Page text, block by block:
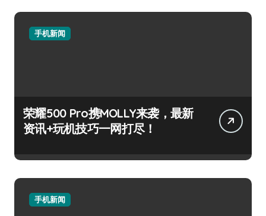
手机新闻
荣耀500 Pro携MOLLY来袭，最新
资讯+玩机技巧一网打尽！
手机新闻